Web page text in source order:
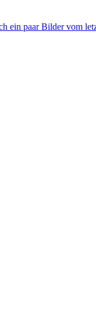
ein paar Bilder vom